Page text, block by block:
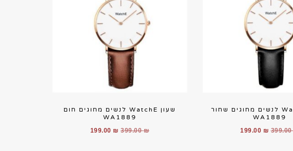
שעון WatchE לנשים מחוגים שחור
WA1889
399.00 המחיר
199.00 ₪
המחיר
שעון WatchE לנשים מחוגים חום
WA1889
399.00₪
המחיר
199.00 ₪
המחיר